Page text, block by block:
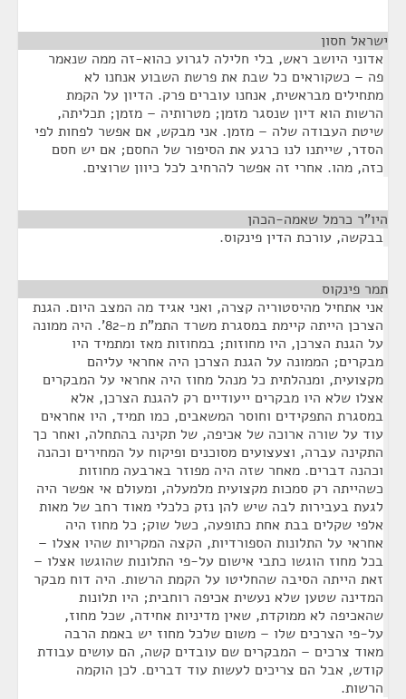
ישראל חסון
אדוני היושב ראש, בלי חלילה לגרוע כהוא-זה ממה שנאמר
פה – כשקוראים כל שבת את פרשת השבוע אנחנו לא
מתחילים מבראשית, אנחנו עוברים פרק. הדיון על הקמת
הרשות הוא דיון שנסגר מזמן; מטרותיה – מזמן; תכליתה,
שיטת העבודה שלה – מזמן. אני מבקש, אם אפשר לפחות לפי
הסדר, שייתנו לנו כרגע את הסיפור של החסם; אם יש חסם
כזה, מהו. אחרי זה אפשר להרחיב לכל כיוון שרוצים.
היו"ר כרמל שאמה-הכהן
בבקשה, עורכת הדין פינקוס.
תמר פינקוס
אני אתחיל מהיסטוריה קצרה, ואני אגיד מה המצב היום. הגנת
הצרכן הייתה קיימת במסגרת משרד התמ"ת מ-82'. היה ממונה
על הגנת הצרכן, היו מחוזות; במחוזות מאז ומתמיד היו
מבקרים; הממונה על הגנת הצרכן היה אחראי עליהם
מקצועית, ומנהלתית כל מנהל מחוז היה אחראי על המבקרים
אצלו שלא היו מבקרים ייעודיים רק להגנת הצרכן, אלא
במסגרת התפקידים וחוסר המשאבים, כמו תמיד, היו אחראים
עוד על שורה ארוכה של אכיפה, של תקינה בהתחלה, ואחר כך
התקינה עברה, וצעצועים מסוכנים ופיקוח על המחירים וכהנה
וכהנה דברים. מאחר שזה היה מפוזר בארבעה מחוזות
כשהייתה רק סמכות מקצועית מלמעלה, ומעולם אי אפשר היה
לגעת בעבירות לבה שיש להן נזק כלכלי מאוד רחב של מאות
אלפי שקלים בבת אחת כתופעה, כשל שוק; כל מחוז היה
אחראי על התלונות הספורדיות, הקצה המקריות שהיו אצלו –
בכל מחוז הוגשו כתבי אישום על-פי התלונות שהוגשו אצלו –
זאת הייתה הסיבה שהחליטו על הקמת הרשות. היה דוח מבקר
המדינה שטען שלא נעשית אכיפה רוחבית; היו תלונות
שהאכיפה לא ממוקדת, שאין מדיניות אחידה, שכל מחוז,
על-פי הצרכים שלו – משום שלכל מחוז יש באמת הרבה
מאוד צרכים – המבקרים שם עובדים קשה, הם עושים עבודת
קודש, אבל הם צריכים לעשות עוד דברים. לכן הוקמה
הרשות.